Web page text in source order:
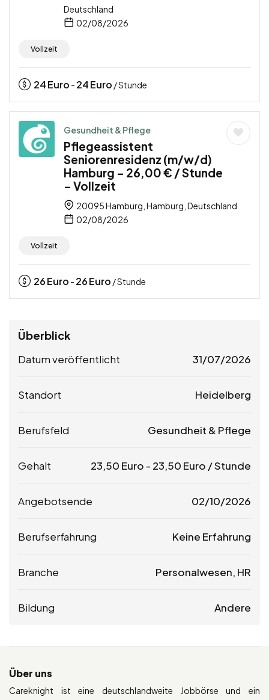
Deutschland
02/08/2026
Vollzeit
24Euro - 24Euro / Stunde
Gesundheit & Pflege
Pflegeassistent
Seniorenresidenz (m/w/d)
Hamburg – 26,00 € / Stunde
– Vollzeit
20095 Hamburg, Hamburg, Deutschland
02/08/2026
Vollzeit
26Euro - 26Euro / Stunde
Überblick
Datum veröffentlicht 31/07/2026
Standort Heidelberg
Berufsfeld Gesundheit & Pflege
Gehalt 23,50 Euro - 23,50 Euro / Stunde
Angebotsende 02/10/2026
Berufserfahrung Keine Erfahrung
Branche Personalwesen, HR
Bildung Andere
Über uns
Careknight ist eine deutschlandweite Jobbörse und ein